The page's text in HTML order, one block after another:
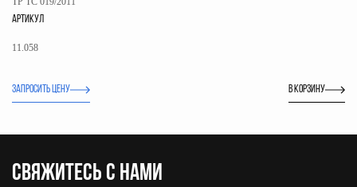
АРТИКУЛ
11.058
ЗАПРОСИТЬ ЦЕНУ В корзину
CВЯЖИТЕСЬ С НАМИ